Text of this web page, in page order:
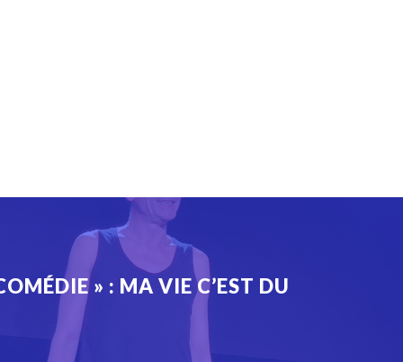
» : MA VIE C’EST DU